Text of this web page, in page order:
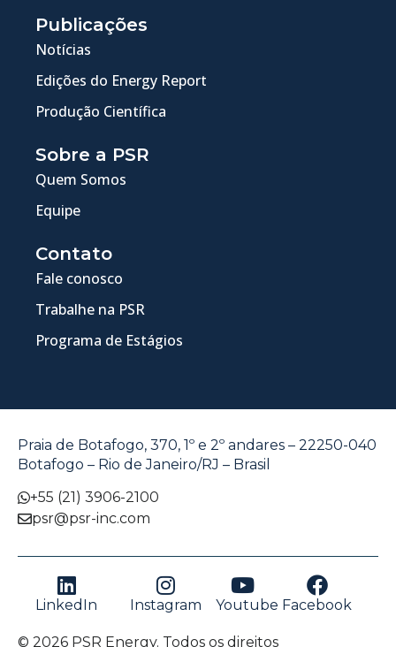
Publicações
Notícias
Edições do Energy Report
Produção Científica
Sobre a PSR
Quem Somos
Equipe
Contato
Fale conosco
Trabalhe na PSR
Programa de Estágios
Praia de Botafogo, 370, 1º e 2º andares – 22250-040
Botafogo – Rio de Janeiro/RJ – Brasil
+55 (21) 3906-2100
psr@psr-inc.com
LinkedIn Instagram Youtube Facebook
© 2026 PSR Energy. Todos os direitos